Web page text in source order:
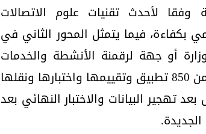
لأحدث تقنيات علوم الاتصالات
بكفاءة، فيما يتمثل المحور الثاني في
أو جهة لرقمنة الأنشطة والخدمات
المقدمة للمواطنين؛ حيث تم حصر نحو أكثر من 850 تطبيق وتقييمها واختبارها ونقلها
تهجير البيانات والاختبار النهائي بعد
الجديدة.